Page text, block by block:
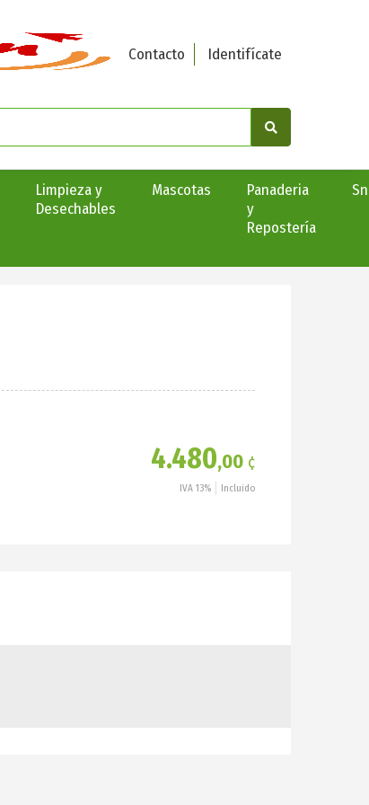
Contacto Identifícate
Limpieza y
Desechables
Mascotas
Panaderia
y
Repostería
4.480,00 ¢
IVA 13% Incluido